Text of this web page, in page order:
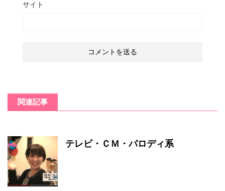
サイト
関連記事
テレビ・ＣＭ・パロディ系